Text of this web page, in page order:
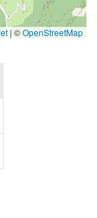
| ©OpenStreetMap